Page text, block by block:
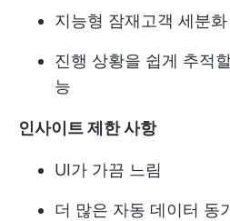
지능형 잠재고객 세분
진행 상황을 쉽게 추적
능
인사이트 제한 사항
UI가 가끔 느림
더 많은 자동 데이터 동